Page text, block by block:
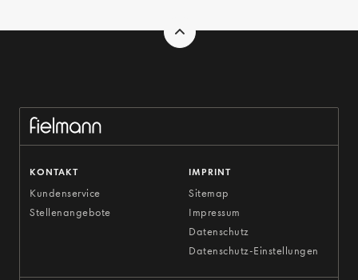
KONTAKT
Kundenservice
Stellenangebote
IMPRINT
Sitemap
Impressum
Datenschutz
Datenschutz-Einstellungen